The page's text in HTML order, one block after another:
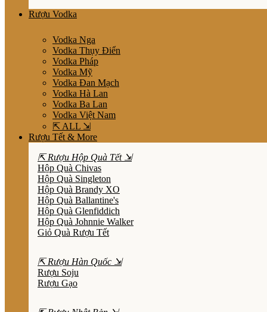
Rượu Vodka
Vodka Nga
Vodka Thụy Điển
Vodka Pháp
Vodka Mỹ
Vodka Đan Mạch
Vodka Hà Lan
Vodka Ba Lan
Vodka Việt Nam
⇱ ALL ⇲
Rượu Tết & More
⇱ Rượu Hộp Quà Tết ⇲
Hộp Quà Chivas
Hộp Quà Singleton
Hộp Quà Brandy XO
Hộp Quà Ballantine's
Hộp Quà Glenfiddich
Hộp Quà Johnnie Walker
Giỏ Quà Rượu Tết
⇱ Rượu Hàn Quốc ⇲
Rượu Soju
Rượu Gạo